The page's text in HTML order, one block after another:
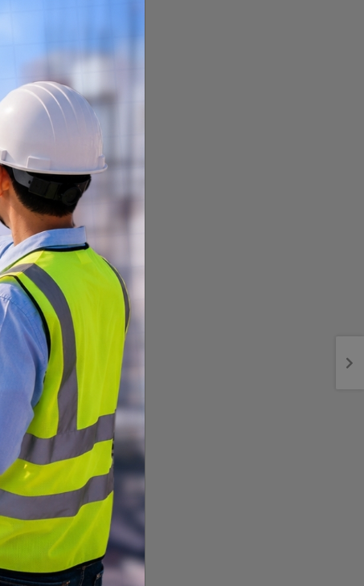
विराटनगर ३ मानगढको ३२ औँ
रथयात्रा निकालिदै , सहभागी हुन
भक्तजनलाई आह्वान